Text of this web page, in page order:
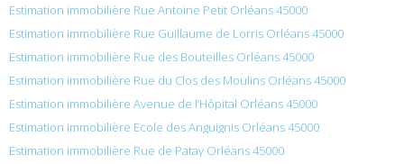
Estimation immobilière Rue Antoine Petit Orléans 45000
Estimation immobilière Rue Guillaume de Lorris Orléans 45000
Estimation immobilière Rue des Bouteilles Orléans 45000
Estimation immobilière Rue du Clos des Moulins Orléans 45000
Estimation immobilière Avenue de l’Hôpital Orléans 45000
Estimation immobilière Ecole des Anguignis Orléans 45000
Estimation immobilière Rue de Patay Orléans 45000